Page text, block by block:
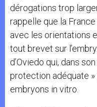
dérogations trop
rappelle que la
avec les orientations
tout brevet sur
d’Oviedo qui, dans
protection adéquate
embryons in vitro.